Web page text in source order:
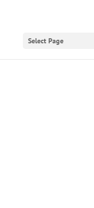
Select Page